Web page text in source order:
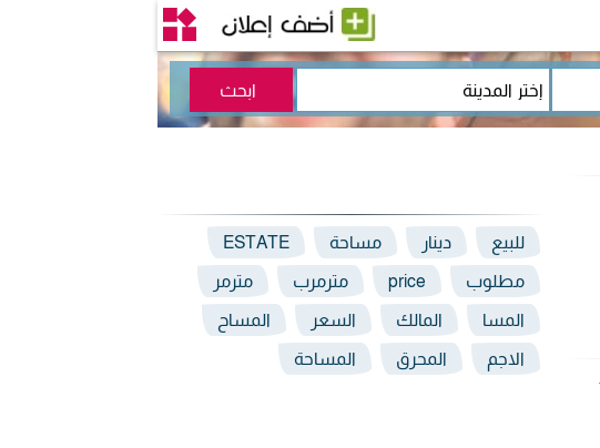
للبيع دينار مساحة ESTATE
مطلوب price مترمرب مترمر
المسا المالك السعر المساح
الاجم المحرق المساحة